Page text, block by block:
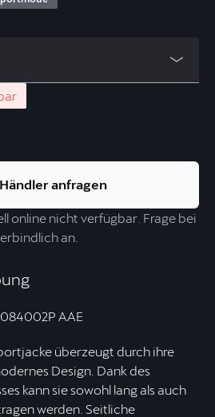
AAE
überzeugt durch ihre
Design. Dank des
kann sie sowohl lang als auch
werden. Seitliche
anfragen
online nicht verfügbar. Frage bei
an.